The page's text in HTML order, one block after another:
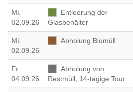
Mi.
02.09.26
Entleerung der
Glasbehälter
Mi.
02.09.26
Abholung Biomüll
Fr.
04.09.26
Abholung von
Restmüll, 14-tägige Tour